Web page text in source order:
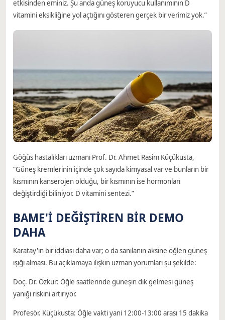
etkisinden eminiz. Şu anda güneş koruyucu kullanımının D
vitamini eksikliğine yol açtığını gösteren gerçek bir verimiz yok.”
Göğüs hastalıkları uzmanı Prof. Dr. Ahmet Rasim Küçükusta,
“Güneş kremlerinin içinde çok sayıda kimyasal var ve bunların bir
kısmının kanserojen olduğu, bir kısmının ise hormonları
değiştirdiği biliniyor. D vitamini sentezi.”
BAME'İ DEĞİŞTİREN BİR DEMO
DAHA
Karatay'ın bir iddiası daha var; o da sanılanın aksine öğlen güneş
ışığı alması. Bu açıklamaya ilişkin uzman yorumları şu şekilde:
Doç. Dr. Özkur: Öğle saatlerinde güneşin dik gelmesi güneş
yanığı riskini artırıyor.
Profesör. Küçükusta: Öğle vakti yani 12:00-13:00 arası 15 dakika